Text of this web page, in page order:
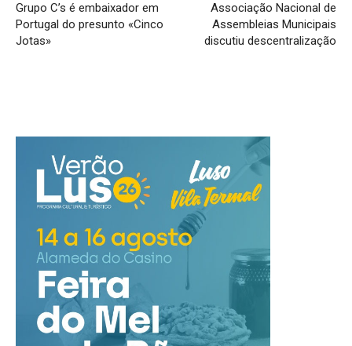
Grupo C’s é embaixador em
Portugal do presunto «Cinco
Jotas»
Associação Nacional de
Assembleias Municipais
discutiu descentralização